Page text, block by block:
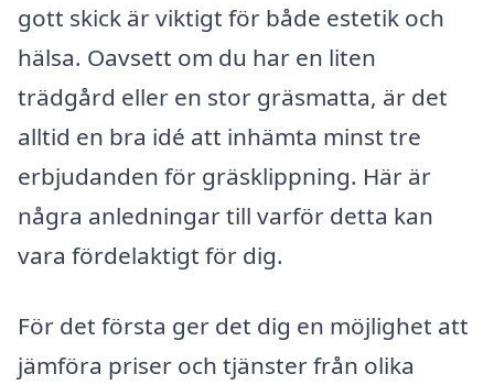
gott skick är viktigt för både estetik och
hälsa. Oavsett om du har en liten
trädgård eller en stor gräsmatta, är det
alltid en bra idé att inhämta minst tre
erbjudanden för gräsklippning. Här är
några anledningar till varför detta kan
vara fördelaktigt för dig.
För det första ger det dig en möjlighet att
jämföra priser och tjänster från olika